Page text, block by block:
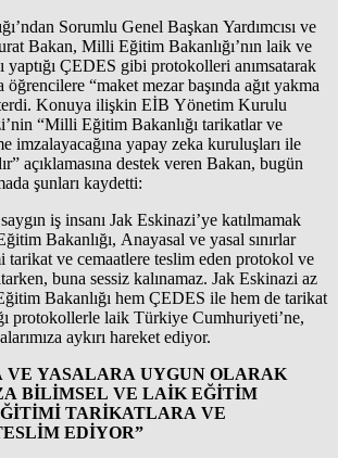
Sorumlu Genel Başkan Yardımcısı ve
Bakan, Milli Eğitim Bakanlığı’nın laik ve
yaptığı ÇEDES gibi protokolleri anımsatarak
“maket mezar başında ağıt yakma
Konuya ilişkin EİB Yönetim Kurulu
“Milli Eğitim Bakanlığı tarikatlar ve
imzalayacağına yapay zeka kuruluşları ile
açıklamasına destek veren Bakan, bugün
şunları kaydetti:
iş insanı Jak Eskinazi’ye katılmamak
Bakanlığı, Anayasal ve yasal sınırlar
tarikat ve cemaatlere teslim eden protokol ve
buna sessiz kalınamaz. Jak Eskinazi az
Bakanlığı hem ÇEDES ile hem de tarikat
protokollerle laik Türkiye Cumhuriyeti’ne,
aykırı hareket ediyor.
VE YASALARA UYGUN OLARAK
BİLİMSEL VE LAİK EĞİTİM
TARİKATLARA VE
EDİYOR”